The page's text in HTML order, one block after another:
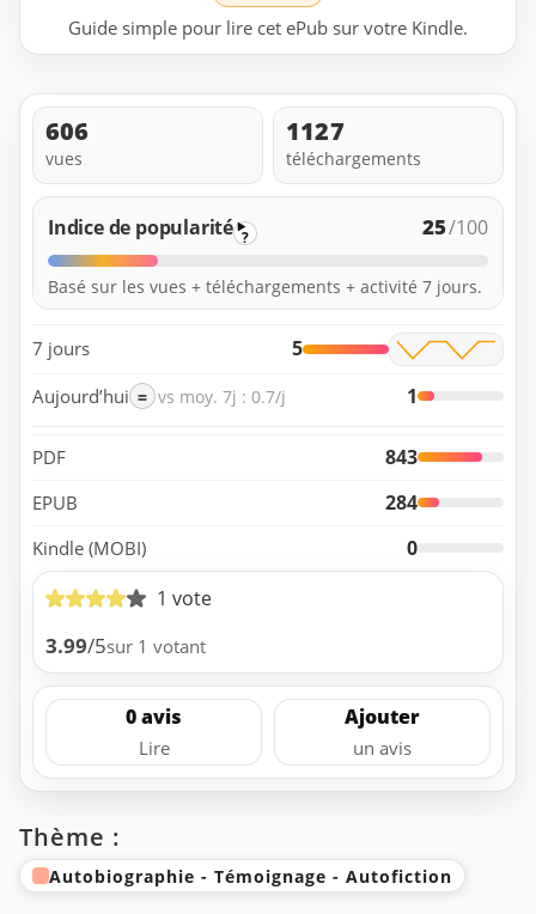
Guide simple pour lire cet ePub sur votre Kindle.
606
vues
1127
téléchargements
Indice de popularité ? 25/100
Basé sur les vues + téléchargements + activité 7 jours.
7 jours 5
Aujourd’hui = vs moy. 7j : 0.7/j 1
PDF 843
EPUB 284
Kindle (MOBI)
0
1 vote
3.99/5sur 1 votant
0 avis
Lire
Ajouter
un avis
Thème :
Autobiographie - Témoignage - Autofiction